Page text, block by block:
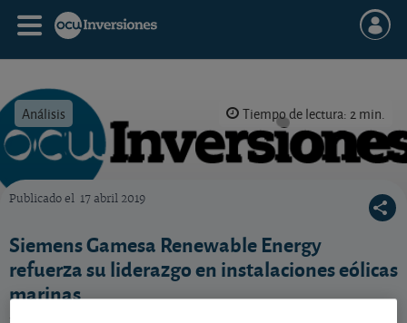
Análisis Tiempo de lectura: 2 min.
Publicado el 17 abril 2019
Siemens Gamesa Renewable Energy
refuerza su liderazgo en instalaciones eólicas
marinas